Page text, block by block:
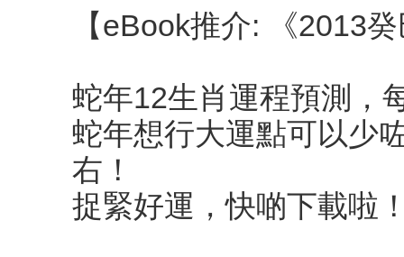
【eBook推介: 《2013
蛇年12生肖運程預測，
蛇年想行大運點可以少
右！
捉緊好運，快啲下載啦